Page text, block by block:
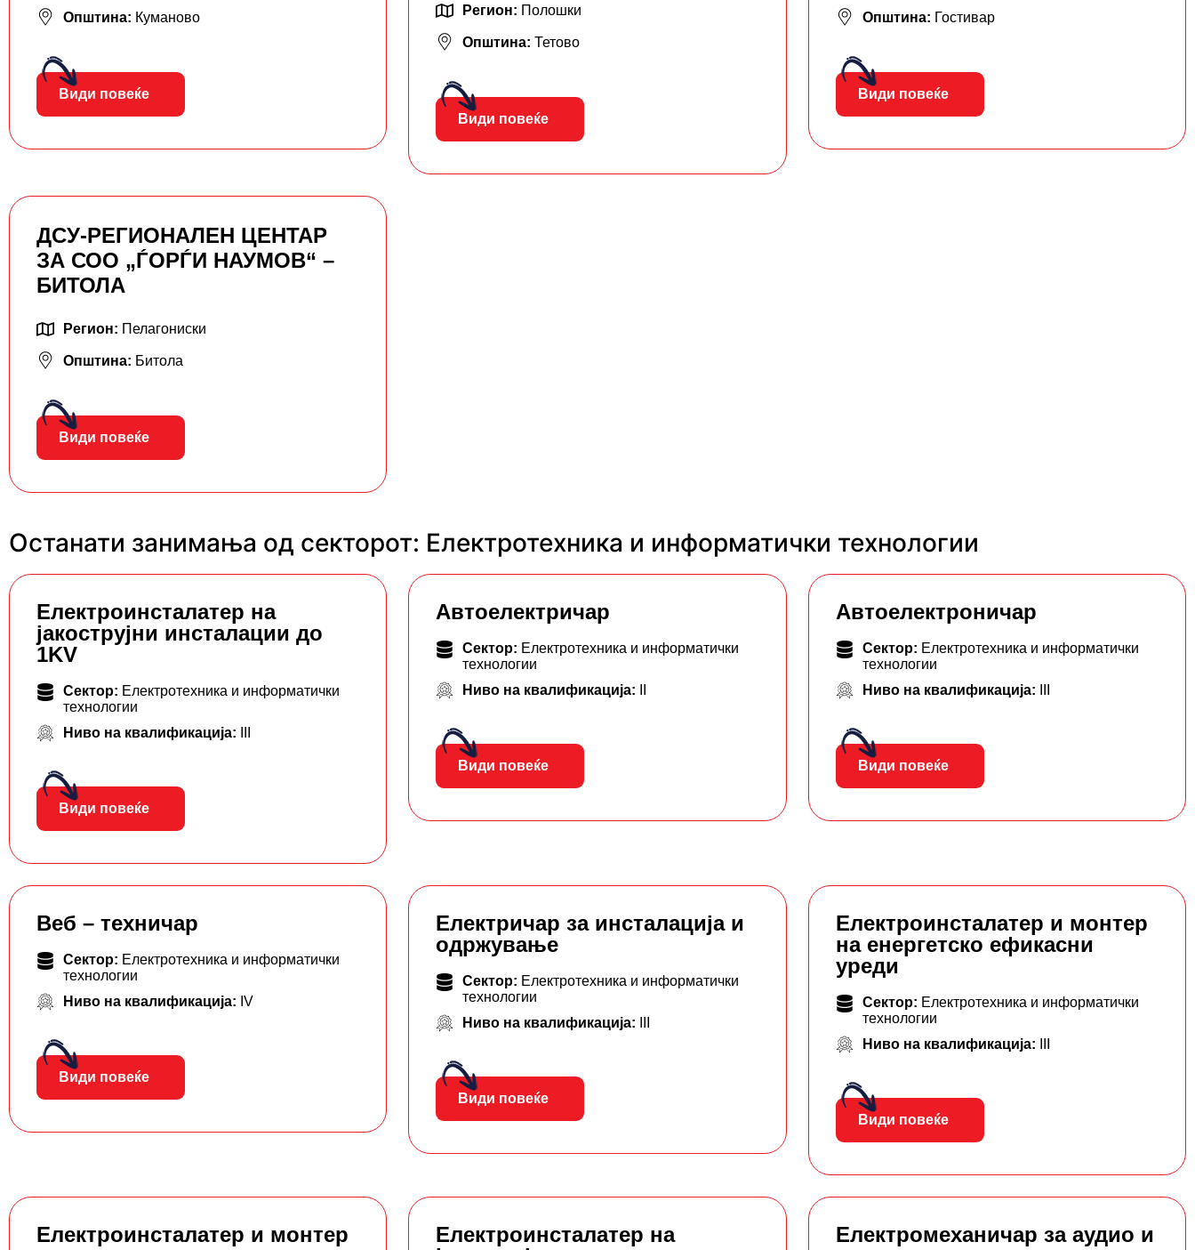
Општина: Куманово
Види повеќе
Регион: Полошки
Општина:Тетово
Види повеќе
Општина: Гостивар
Види повеќе
ДСУ-РЕГИОНАЛЕН ЦЕНТАР
ЗА СОО „ЃОРЃИ НАУМОВ“ –
БИТОЛА
Регион: Пелагониски
Општина: Битола
Види повеќе
Останати занимања од секторот: Електротехника и информатички технологии
Eлектроинсталатер на
јакострујни инсталации до
1KV
Сектор: Електротехника и информатички
технологии
Ниво на квалификација:
Види повеќе
Автоелектричар
Сектор: Електротехника и информатички
технологии
Ниво на квалификација:
Види повеќе
Автоелектроничар
Сектор: Електротехника и информатички
технологии
Ниво на квалификација:
Види повеќе
Веб – техничар
Сектор: Електротехника и информатички
технологии
Ниво на квалификација: IV
Види повеќе
Електричар за инсталација и
одржување
Сектор: Електротехника и информатички
технологии
Ниво на квалификација:
Види повеќе
Електроинсталатер и монтер
на енергетско ефикасни
уреди
Сектор: Електротехника и информатички
технологии
Ниво на квалификација:
Види повеќе
Електроинсталатер и монтер
Електроинсталатер на
Електромеханичар за аудио и